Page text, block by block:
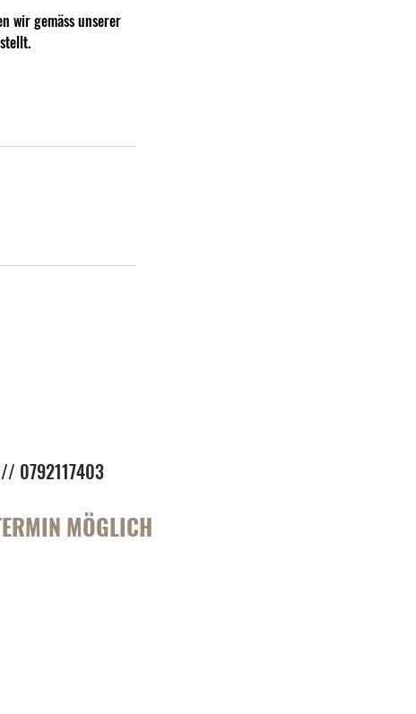
wir gemäss unserer
0792117403
MÖGLICH